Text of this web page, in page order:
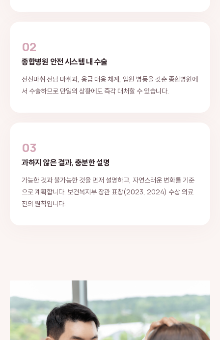
02
종합병원 안전 시스템 내 수술
전신마취 전담 마취과, 응급 대응 체계, 입원 병동을 갖춘 종합병원에
서 수술하므로 만일의 상황에도 즉각 대처할 수 있습니다.
03
과하지 않은 결과, 충분한 설명
가능한 것과 불가능한 것을 먼저 설명하고, 자연스러운 변화를 기준
으로 계획합니다. 보건복지부 장관 표창(2023, 2024) 수상 의료
진의 원칙입니다.